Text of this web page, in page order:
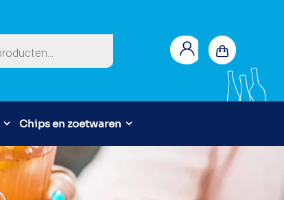
Chips en zoetwaren